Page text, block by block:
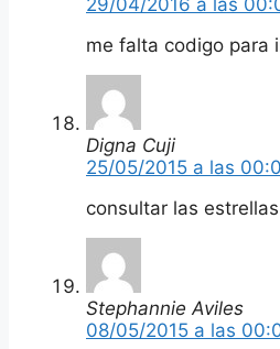
me falta codigo para
Digna Cuji
25/05/2015 a las
consultar las estrellas
Stephannie Aviles
08/05/2015 a las